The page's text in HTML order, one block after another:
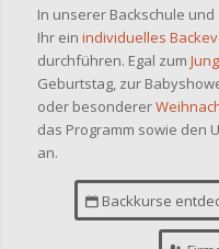
In unserer Backschule
Ihr ein individuelles
durchführen. Egal zum
Geburtstag, zur
oder besonderer
das Programm sowie den
an.
Backkurse